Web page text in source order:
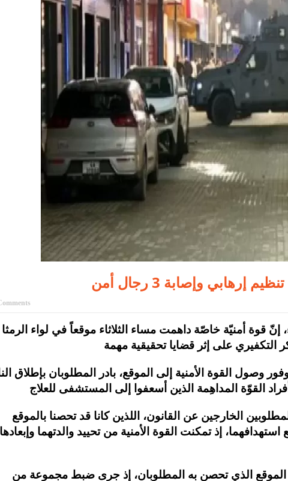
القاضي محمود
وإصابة 3 رجال أمن
إنّ قوة أمنيّة خاصّة داهمت مساء الثلاثاء موقعاً في لواء الرمثا
وصول القوة الأمنية إلى الموقع، بادر المطلوبان بإطلاق
الخارجين عن القانون، اللذين كانا قد تحصنا بالموقع
إذ تمكنت القوة الأمنية من تحييد والدتهما
الموقع الذي تحصن به المطلوبان، إذ جرى ضبط مجموعة من